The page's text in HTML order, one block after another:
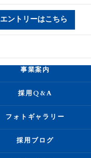
エントリーはこちら
事業案内
採用Q&A
フォトギャラリー
採用ブログ